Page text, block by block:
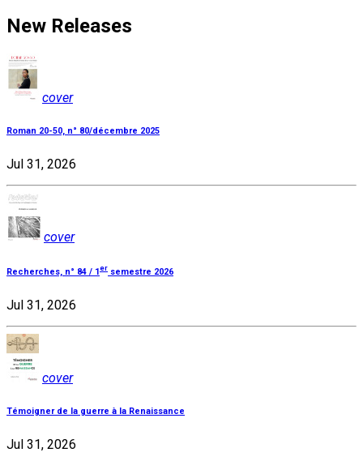
New Releases
cover
Roman 20-50, n° 80/décembre 2025
Jul 31, 2026
cover
Recherches, n° 84 / 1 er semestre 2026
Jul 31, 2026
cover
Témoigner de la guerre à la Renaissance
Jul 31, 2026